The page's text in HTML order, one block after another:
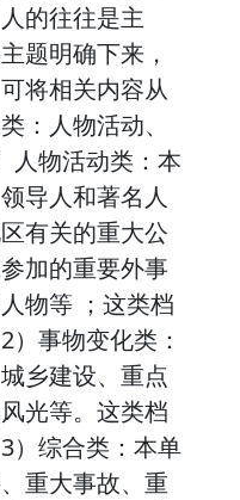
的往往是主
题明确下来，
将相关内容从
：人物活动、
人物活动类：本
导人和著名人
有关的重大公
加的重要外事
物等 ；这类档
事物变化类：
乡建设、重点
光等。这类档
）综合类：本单
重大事故、重